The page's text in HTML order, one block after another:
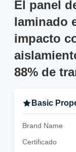
El panel
laminado
impacto
88% de
Basic
Brand Name
Certificado